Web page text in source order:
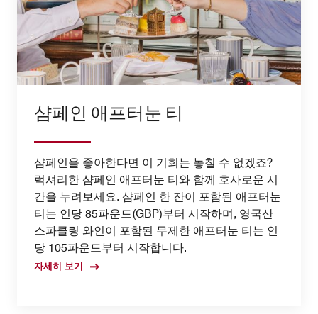
샴페인 애프터눈 티
샴페인을 좋아한다면 이 기회는 놓칠 수 없겠죠?
럭셔리한 샴페인 애프터눈 티와 함께 호사로운 시
간을 누려보세요. 샴페인 한 잔이 포함된 애프터눈
티는 인당 85파운드(GBP)부터 시작하며, 영국산
스파클링 와인이 포함된 무제한 애프터눈 티는 인
당 105파운드부터 시작합니다.
자세히 보기